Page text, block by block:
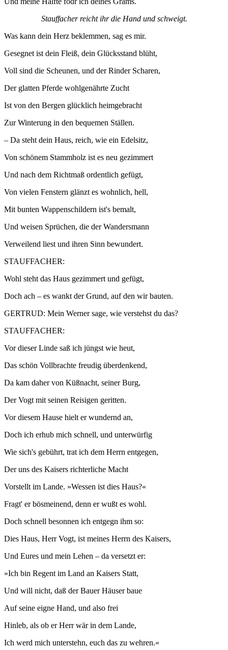
Stauffacher reicht ihr die Hand und schweigt.
Was kann dein Herz beklemmen, sag es mir.
Gesegnet ist dein Fleiß, dein Glücksstand blüht,
Voll sind die Scheunen, und der Rinder Scharen,
Der glatten Pferde wohlgenährte Zucht
Ist von den Bergen glücklich heimgebracht
Zur Winterung in den bequemen Ställen.
– Da steht dein Haus, reich, wie ein Edelsitz,
Von schönem Stammholz ist es neu gezimmert
Und nach dem Richtmaß ordentlich gefügt,
Von vielen Fenstern glänzt es wohnlich, hell,
Mit bunten Wappenschildern ist's bemalt,
Und weisen Sprüchen, die der Wandersmann
Verweilend liest und ihren Sinn bewundert.
STAUFFACHER:
Wohl steht das Haus gezimmert und gefügt,
Doch ach – es wankt der Grund, auf den wir bauten.
GERTRUD: Mein Werner sage, wie verstehst du das?
STAUFFACHER:
Vor dieser Linde saß ich jüngst wie heut,
Das schön Vollbrachte freudig überdenkend,
Da kam daher von Küßnacht, seiner Burg,
Der Vogt mit seinen Reisigen geritten.
Vor diesem Hause hielt er wundernd an,
Doch ich erhub mich schnell, und unterwürfig
Wie sich's gebührt, trat ich dem Herrn entgegen,
Der uns des Kaisers richterliche Macht
Vorstellt im Lande. »Wessen ist dies Haus?«
Fragt' er bösmeinend, denn er wußt es wohl.
Doch schnell besonnen ich entgegn ihm so:
Dies Haus, Herr Vogt, ist meines Herrn des Kaisers,
Und Eures und mein Lehen – da versetzt er:
»Ich bin Regent im Land an Kaisers Statt,
Und will nicht, daß der Bauer Häuser baue
Auf seine eigne Hand, und also frei
Hinleb, als ob er Herr wär in dem Lande,
Ich werd mich unterstehn, euch das zu wehren.«